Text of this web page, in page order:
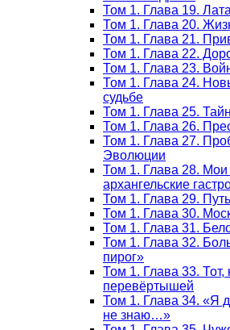
Том 1. Глава 19.
Том 1. Глава 20.
Том 1. Глава 21.
Том 1. Глава 22.
Том 1. Глава 23.
Том 1. Глава 24.
судьбе
Том 1. Глава 25.
Том 1. Глава 26.
Том 1. Глава 27.
Эволюции
Том 1. Глава 28.
архангельские
Том 1. Глава 29.
Том 1. Глава 30.
Том 1. Глава 31.
Том 1. Глава 32.
пирог»
Том 1. Глава 33. Тот,
перевёртышей
Том 1. Глава 34. «Я
не знаю…»